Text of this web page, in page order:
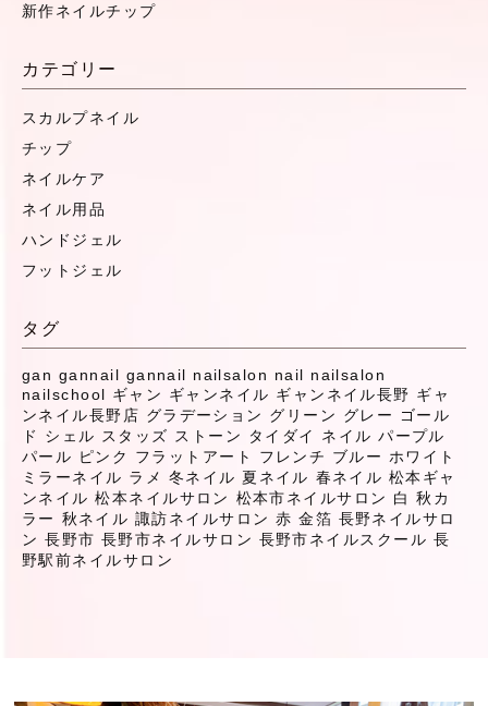
新作ネイルチップ
カテゴリー
スカルプネイル
チップ
ネイルケア
ネイル用品
ハンドジェル
フットジェル
タグ
gan gannail gannail nailsalon nail nailsalon
nailschool ギャン ギャンネイル ギャンネイル長野 ギャ
ンネイル長野店 グラデーション グリーン グレー
ゴール
ド
シェル スタッズ ストーン タイダイ ネイル パープル
パール ピンク フラットアート フレンチ ブルー ホワイト
ミラーネイル ラメ 冬ネイル 夏ネイル 春ネイル 松本ギャ
ンネイル 松本ネイルサロン 松本市ネイルサロン 白 秋カ
ラー 秋ネイル 諏訪ネイルサロン 赤 金箔 長野ネイルサロ
ン 長野市 長野市ネイルサロン 長野市ネイルスクール 長
野駅前ネイルサロン